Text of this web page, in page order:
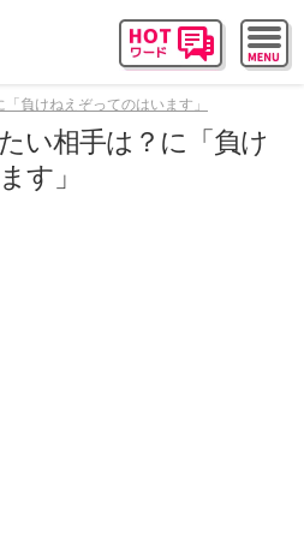
負けねえぞってのはいます」
い相手は？に「負け
す」